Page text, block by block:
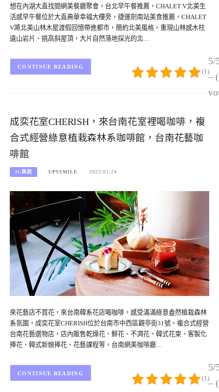
想在內湖大直找間網美餐廳聚會，台北早午餐推薦，CHALET V北美生
活感早午餐位於大直典華幸福大樓旁，捷運劍南站美食推薦，CHALET
V將北美山林木屋渡假回憶帶進都市，簡約北美風格，重現山林感木柱
遠山岩片、挑高斜屋頂，大片自然落地採光的北…
5/
–
(1)
CONTINUE READING
成奕花室CHERISH，來台南花室裡喝咖啡，複
合式經營綠意植栽森林系咖啡館，台南花藝咖
啡館
3C美妝 UPSSMILE 2023-01-24
來花藝店不買花，來台南韓系花店喝咖啡，感受滿滿綠意盎然植栽森林
系氛圍，成奕花室CHERISH位於台南市中西區觀亭街31號，複合式經營
台南花藝選物店，店內販售乾燥花、鮮花、不凋花、韓式花束、客製化
捧花、韓式新娘捧花、花藝課程等，台南網美咖啡廳…
5/
–
(1)
CONTINUE READING